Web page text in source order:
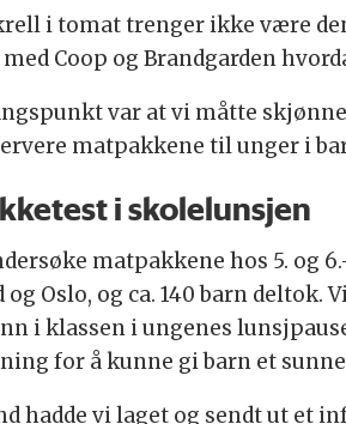
i tomat trenger ikke være
Coop og Brandgarden
var at vi måtte
matpakkene til unger i
i skolelunsjen
matpakkene hos 5. og
og Oslo, og ca. 140 barn deltok.
i klassen i ungenes
for å kunne gi barn et
hadde vi laget og sendt ut et